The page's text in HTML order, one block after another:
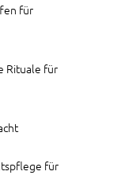
für
Rituale für
für